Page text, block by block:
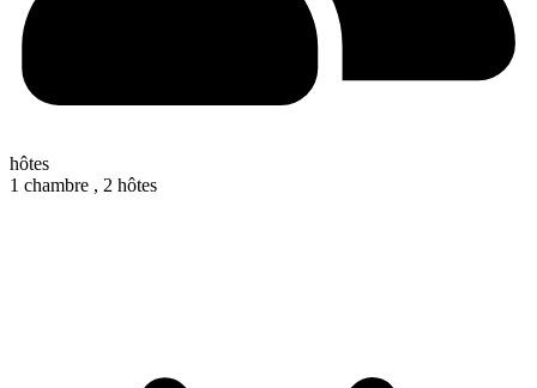
hôtes
1 chambre , 2 hôtes